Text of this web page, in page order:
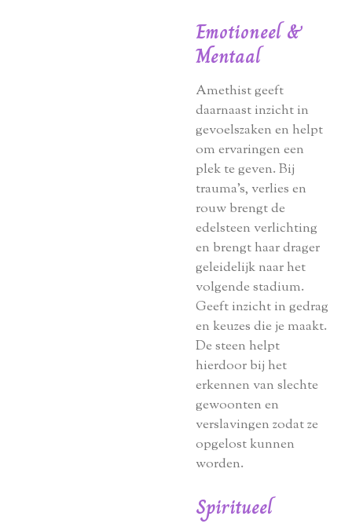
Emotioneel&
Mentaal
Amethist geeft
daarnaast inzicht in
gevoelszaken en helpt
om ervaringen een
plek te geven. Bij
trauma’s, verlies en
rouw brengt de
edelsteen verlichting
en brengt haar drager
geleidelijk naar het
volgende stadium.
Geeft inzicht in gedrag
en keuzes die je maakt.
De steen helpt
hierdoor bij het
erkennen van slechte
gewoonten en
verslavingen zodat ze
opgelost kunnen
worden.
Spiritueel